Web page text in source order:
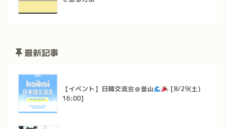
最新記事
【イベント】日韓交流会＠釜山
[8/29(土)
16:00]